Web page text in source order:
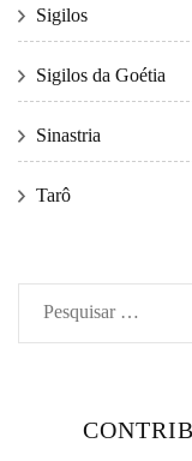
Sigilos
Sigilos da Goétia
Sinastria
Tarô
Pesquisar
por: